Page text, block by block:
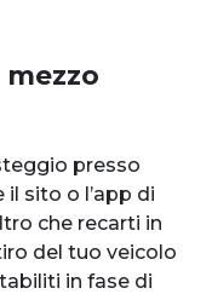
presso
sito o l’app di
che recarti in
del tuo veicolo
in fase di